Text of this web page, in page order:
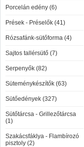
Porcelán edény (6)
Prések - Préselők (41)
Rózsafánk-sütőforma (4)
Sajtos tallérsütő (7)
Serpenyők (82)
Süteménykészítők (63)
Sütőedények (327)
Sütőtárcsa - Grillezőtárcsa
(1)
Szakácsfáklya - Flambírozó
pisztoly (2)